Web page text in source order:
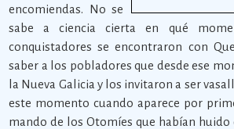
encomiendas. No se
sabe a ciencia cierta en qué
conquistadores se encontraron con
saber a los pobladores que desde ese
la Nueva Galicia y los invitaron a ser
este momento cuando aparece por
mando de los Otomíes que habían huido